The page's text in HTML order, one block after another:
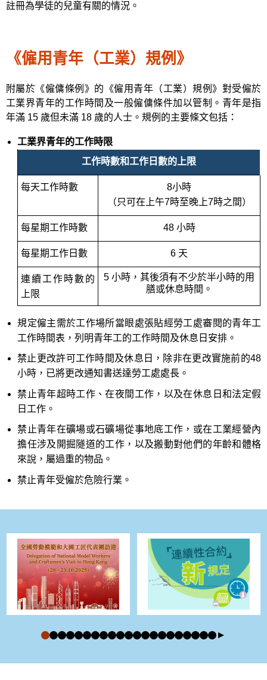
註冊為學徒的兒童有關的情況。
《僱用青年（工業）規例》
附屬於《僱傭條例》的《僱用青年（工業）規例》對受僱於
工業界青年的工作時間及一般僱傭條件加以管制。青年是指
年滿 15 歲但未滿 18 歲的人士。規例的主要條文包括：
工業界青年的工作時限
工作時數和工作日數的上限
每天工作時數
8小時
（只可在上午7時至晚上7時之間）
每星期工作時數 48 小時
每星期工作日數 6 天
連續工作時數的
上限
5 小時，其後須有不少於半小時的用
膳或休息時間。
規定僱主需於工作場所當眼處張貼經勞工處審閱的青年工
工作時間表，列明青年工的工作時間及休息日安排。
禁止更改許可工作時間及休息日，除非在更改實施前的48
小時，已將更改通知書送達勞工處處長。
禁止青年超時工作、在夜間工作，以及在休息日和法定假
日工作。
禁止青年在礦場或石礦場從事地底工作，或在工業經營內
擔任涉及開掘隧道的工作，以及搬動對他們的年齡和體格
來說，屬過重的物品。
禁止青年受僱於危險行業。